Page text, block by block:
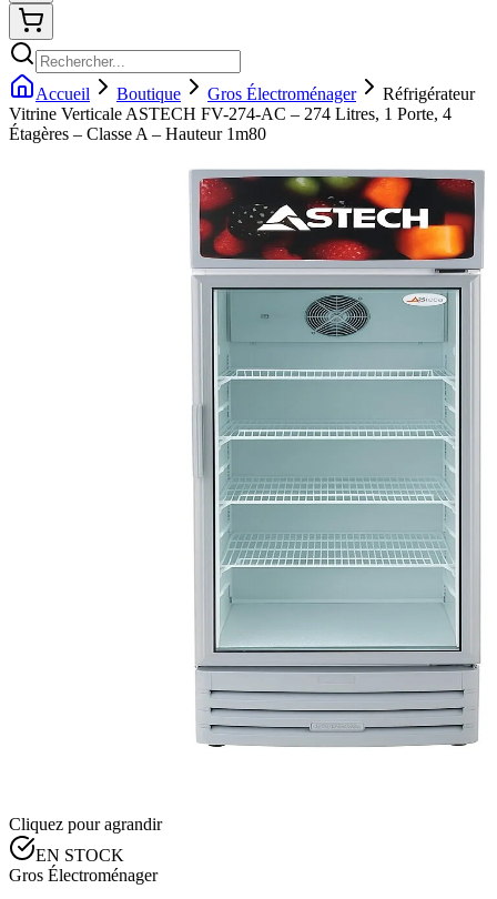
Accueil Boutique Gros Électroménager
Réfrigérateur
Vitrine Verticale ASTECH FV-274-AC – 274 Litres, 1 Porte, 4
Étagères – Classe A – Hauteur 1m80
Cliquez pour agrandir
EN STOCK
Gros Électroménager